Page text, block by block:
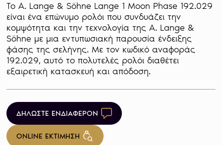
Το A. Lange & Söhne Lange 1 Moon Phase 192.029
είναι ένα επώνυμο ρολόι που συνδυάζει την
κομψότητα και την τεχνολογία της A. Lange &
Söhne με μια εντυπωσιακή παρουσία ένδειξης
φάσης της σελήνης. Με τον κωδικό αναφοράς
192.029, αυτό το πολυτελές ρολόι διαθέτει
εξαιρετική κατασκευή και απόδοση.
ΔΗΛΩΣΤΕ ΕΝΔΙΑΦΕΡΟΝ
ONLINE ΕΚΤΙΜΗΣΗ